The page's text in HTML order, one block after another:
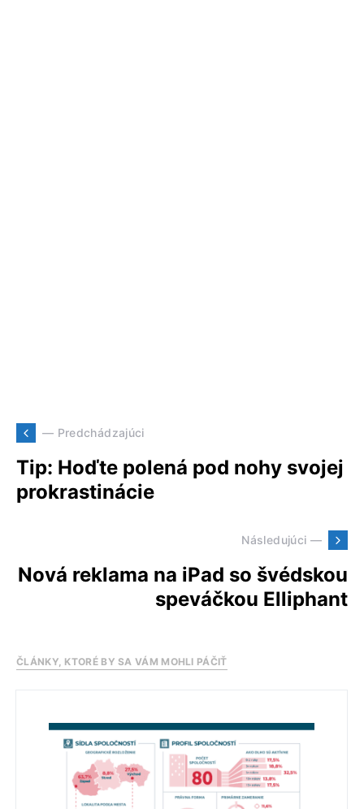
— Predchádzajúci
Tip: Hoďte polená pod nohy svojej
prokrastinácie
Následujúci —
Nová reklama na iPad so švédskou
speváčkou Elliphant
ČLÁNKY, KTORÉ BY SA VÁM MOHLI PÁČIŤ